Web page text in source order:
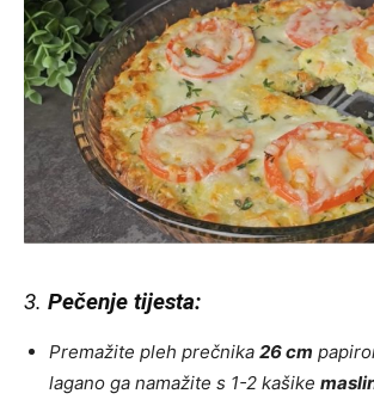
3. Pečenje tijesta:
Premažite pleh prečnika 26 cm
lagano ga namažite s 1-2 kašike